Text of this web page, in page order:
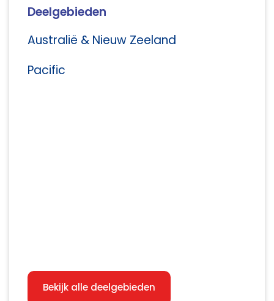
Deelgebieden
Australië & Nieuw Zeeland
Pacific
Bekijk alle deelgebieden